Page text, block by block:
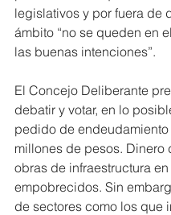
legislativos y por fuera de
ámbito “no se queden en
las buenas intenciones”.
El Concejo Deliberante
debatir y votar, en lo
pedido de endeudamiento
millones de pesos. Dinero
obras de infraestructura
empobrecidos. Sin
de sectores como los que